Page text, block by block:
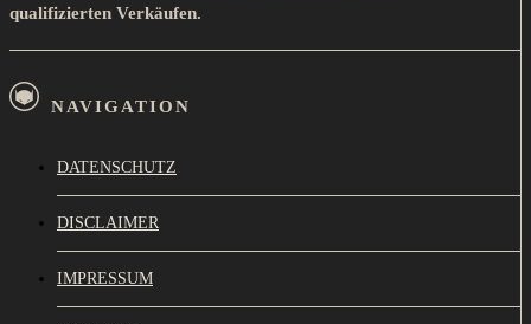
qualifizierten Verkäufen.
NAVIGATION
DATENSCHUTZ
DISCLAIMER
IMPRESSUM